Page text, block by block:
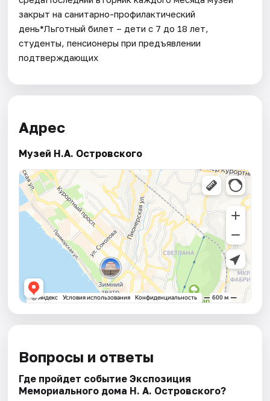
закрыт на санитарно-профилактический
день*Льготный билет – дети с 7 до 18 лет,
студенты, пенсионеры при предъявлении
подтверждающих
Адрес
Музей Н.А. Островского
Вопросы и ответы
Где пройдет событие Экспозиция
Мемориального дома Н. А. Островского?